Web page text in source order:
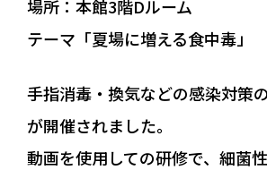
採用情報
お問い合わせ・ご相談
場所：本館3階Dルーム
テーマ「夏場に増える食中毒」
手指消毒・換気などの感染対策
が開催されました。
動画を使用しての研修で、細菌